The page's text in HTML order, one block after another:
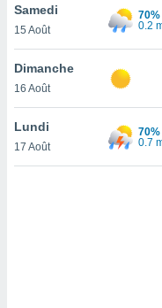
en
de
Samedi
15 Août
70%
0.2
Dimanche
16 Août
Lundi
17 Août
70%
0.7